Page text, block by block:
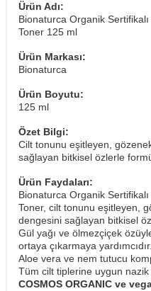
Ürün Adı:
Bionaturca Organik Sertifikalı
Toner 125 ml
Ürün Markası:
Bionaturca
Ürün Boyutu:
125 ml
Özet Bilgi:
Cilt tonunu eşitleyen,
sağlayan bitkisel özlerle
Ürün Faydaları:
Bionaturca Organik Sertifikalı
Toner, cilt tonunu eşitleyen,
dengesini sağlayan bitkisel
Gül yağı ve ölmezçiçek
ortaya çıkarmaya yardımcıdır.
Aloe vera ve nem tutucu
Tüm cilt tiplerine uygun
COSMOS ORGANIC ve